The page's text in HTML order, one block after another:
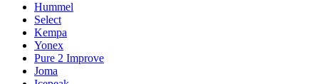
Hummel
Select
Kempa
Yonex
Pure 2 Improve
Joma